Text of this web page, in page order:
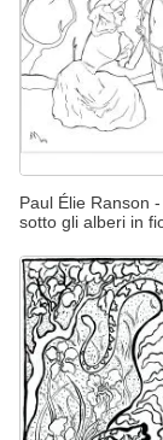
Paul Élie Ranson
sotto gli alberi in